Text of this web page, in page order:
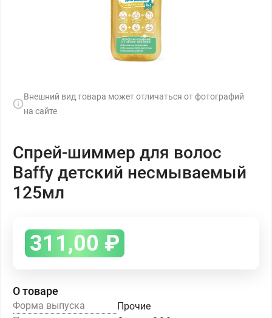
Внешний вид товара может отличаться от фотографий
на сайте
Спрей-шиммер для волос
Baffy детский несмываемый
125мл
311,00 ₽
О товаре
Форма выпуска
Прочие